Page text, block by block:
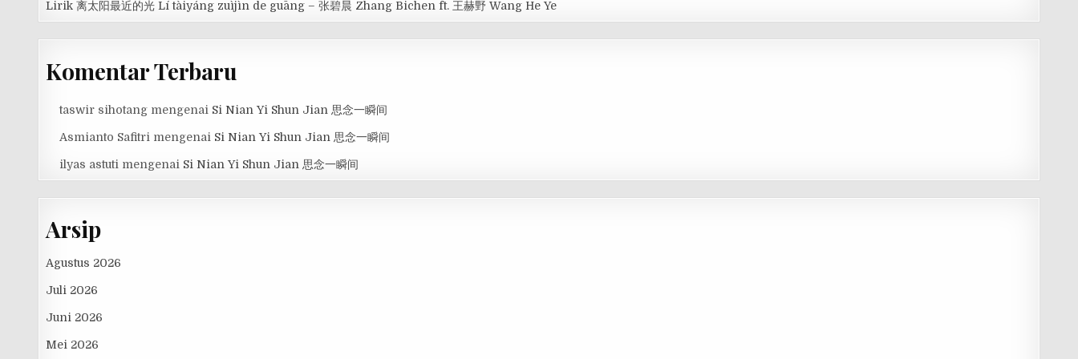
Lirik 离太阳最近的光 Lí tàiyáng zuìjìn de guāng – 张碧晨 Zhang Bichen ft. 王赫野 Wang He Ye
Komentar Terbaru
taswir sihotangmengenai Si Nian Yi Shun Jian 思念一瞬间
Asmianto Safitri mengenai Si Nian Yi Shun Jian 思念一瞬间
ilyas astuti mengenai Si Nian Yi Shun Jian 思念一瞬间
Arsip
Agustus 2026
Juli 2026
Juni 2026
Mei 2026